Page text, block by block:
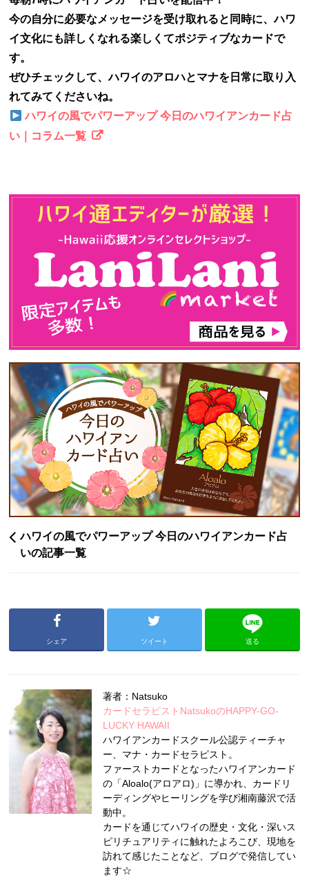
今の自分に必要なメッセージを受け取れると同時に、ハワ
イ文化にも詳しくなれる楽しくてポジティブなカードで
す。
ぜひチェックして、ハワイのアロハとマナを日常に取り入
れてみてくださいね。
ハワイの風でパワーアップ 今日のハワイアンカード占
い｜コラム一覧
ハワイの風でパワーアップ 今日のハワイアンカード占
いの記事一覧
シェア ツイート 送る
著者：Natsuko
カードセラピストNatsukoのHAPPY-GO-
LUCKY HAWAII
ハワイアンカードスクール公認ティーチャ
ー、マナ・カードセラピスト。
ファーストカードとなったハワイアンカード
の「Aloalo(アロアロ)」に導かれ、カードリ
ーディングやヒーリングを学び湘南藤沢で活
動中。
カードを通じてハワイの歴史・文化・深いス
ピリチュアリティに触れたよろこび、現地を
訪れて感じたことなど、ブログで発信してい
ます☆